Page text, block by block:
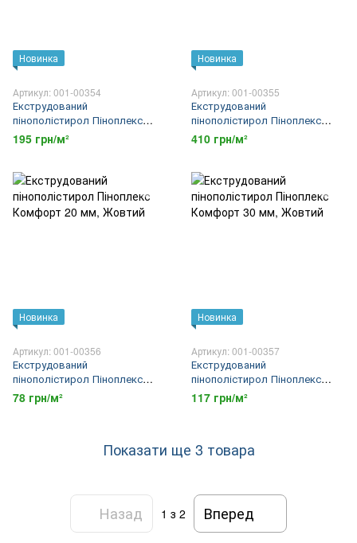
Новинка
Артикул: 001-00354
Екструдований
пінополістирол Піноплекс
Основа 50 мм
195 грн/м²
Новинка
Артикул: 001-00355
Екструдований
пінополістирол Піноплекс
Основа 100 мм
410 грн/м²
Новинка
Артикул: 001-00356
Екструдований
пінополістирол Піноплекс
Комфорт 20 мм
78 грн/м²
Новинка
Артикул: 001-00357
Екструдований
пінополістирол Піноплекс
Комфорт 30 мм
117 грн/м²
Показати ще 3 товара
Назад 1 з 2 Вперед